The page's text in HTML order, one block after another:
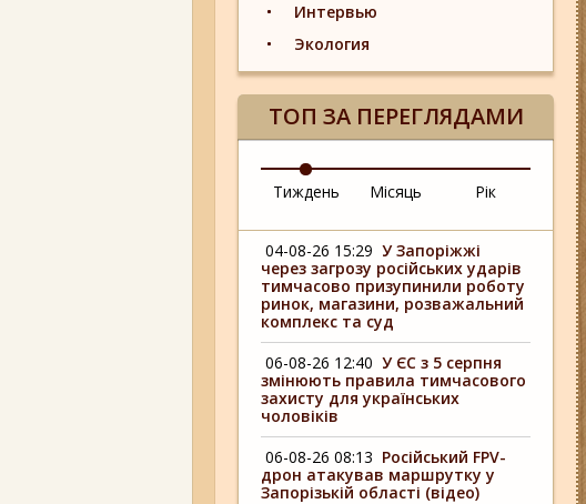
Интервью
Экология
ТОП ЗА ПЕРЕГЛЯДАМИ
Тиждень Місяць Рік
04-08-26 15:29 У Запоріжжі
через загрозу російських ударів
тимчасово призупинили роботу
ринок, магазини, розважальний
комплекс та суд
06-08-26 12:40 У ЄС з 5 серпня
змінюють правила тимчасового
захисту для українських
чоловіків
06-08-26 08:13 Російський FPV-
дрон атакував маршрутку у
Запорізькій області (відео)